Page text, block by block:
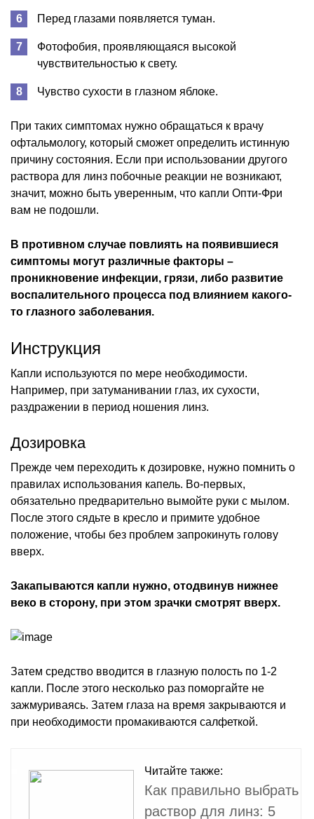
Перед глазами появляется туман.
Фотофобия, проявляющаяся высокой
чувствительностью к свету.
Чувство сухости в глазном яблоке.
При таких симптомах нужно обращаться к врачу
офтальмологу, который сможет определить истинную
причину состояния. Если при использовании другого
раствора для линз побочные реакции не возникают,
значит, можно быть уверенным, что капли Опти-Фри
вам не подошли.
В противном случае повлиять на появившиеся
симптомы могут различные факторы –
проникновение инфекции, грязи, либо развитие
воспалительного процесса под влиянием какого-
то глазного заболевания.
Инструкция
Капли используются по мере необходимости.
Например, при затуманивании глаз, их сухости,
раздражении в период ношения линз.
Дозировка
Прежде чем переходить к дозировке, нужно помнить о
правилах использования капель. Во-первых,
обязательно предварительно вымойте руки с мылом.
После этого сядьте в кресло и примите удобное
положение, чтобы без проблем запрокинуть голову
вверх.
Закапываются капли нужно, отодвинув нижнее
веко в сторону, при этом зрачки смотрят вверх.
Затем средство вводится в глазную полость по 1-2
капли. После этого несколько раз поморгайте не
зажмуриваясь. Затем глаза на время закрываются и
при необходимости промакиваются салфеткой.
Читайте также:
Как правильно выбрать
раствор для линз: 5